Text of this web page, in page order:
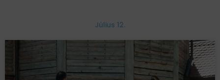
Július 12.